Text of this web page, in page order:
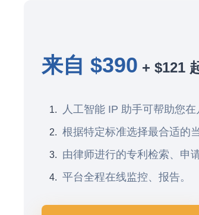
来自 $390 + $121
人工智能 IP 助手可帮助您在
根据特定标准选择最合适的
由律师进行的专利检索、申
平台全程在线监控、报告。